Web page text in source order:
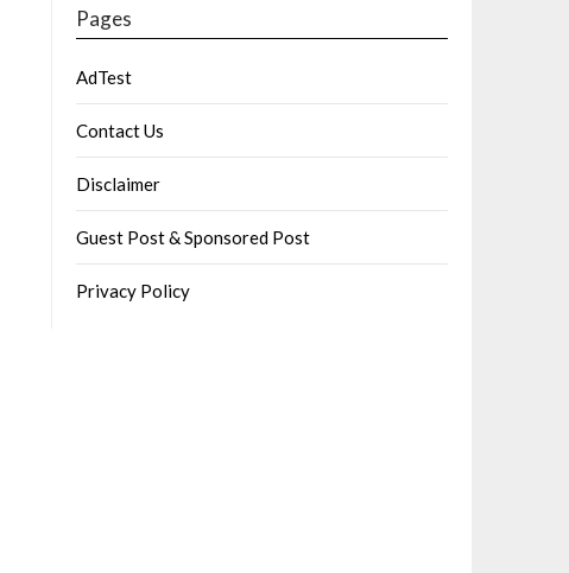
Pages
AdTest
Contact Us
Disclaimer
Guest Post & Sponsored Post
Privacy Policy